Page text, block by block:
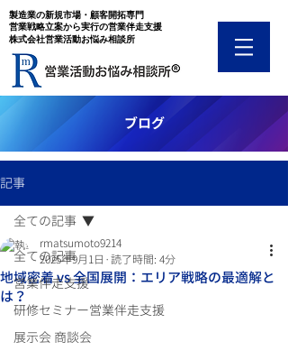
​製造業の新規市場・顧客開拓専門
​営業戦略立案から実行の営業伴走支援
​株式会社営業活動お悩み相談所
​ブログ
記事
全ての記事
営業伴走支援
研修セミナー営業伴走支援
展示会 商談会
全ての記事
地域密着 vs 全国展開：エリア戦略の最適解と
は？
rmatsumoto9214
2025年9月1日 読了時間: 4分